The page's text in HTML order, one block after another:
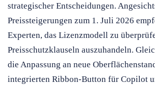
strategischer Entscheidungen.
Preissteigerungen zum 1. Juli 2026
Experten, das Lizenzmodell zu
Preisschutzklauseln auszuhandeln.
die Anpassung an neue
integrierten Ribbon-Button für Copilot